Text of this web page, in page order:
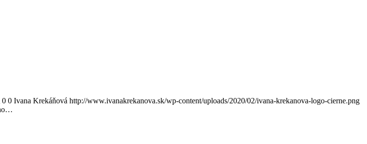
0 0 Ivana Krekáňová http://www.ivanakrekanova.sk/wp-content/uploads/2020/02/ivana-krekanova-logo-cierne.png